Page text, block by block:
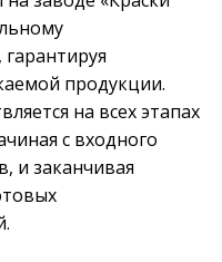
продукции.
на всех этапах
с входного
и заканчивая